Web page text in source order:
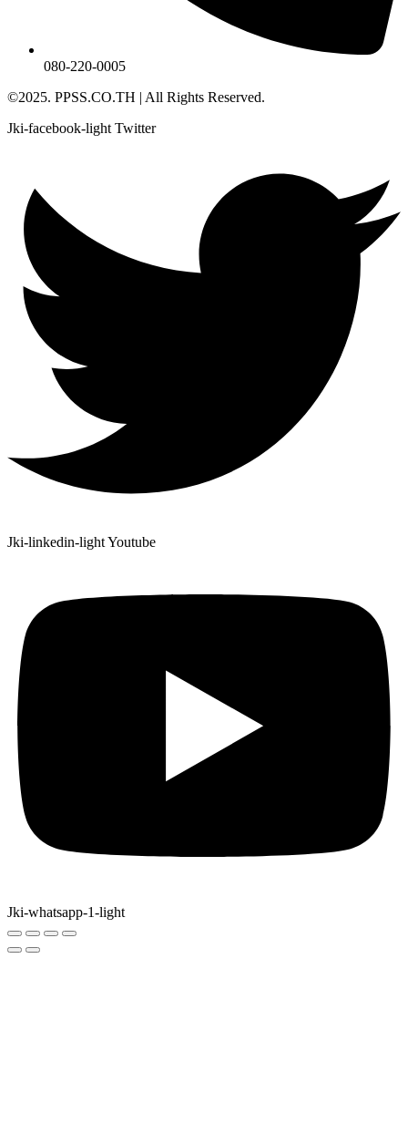
080-220-0005
©2025. PPSS.CO.TH | All Rights Reserved.
Jki-facebook-light Twitter
Jki-linkedin-lightYoutube
Jki-whatsapp-1-light